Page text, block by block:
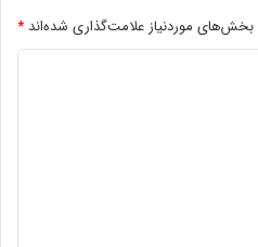
بخش‌های موردنیاز علامت‌گذاری شده‌اند *